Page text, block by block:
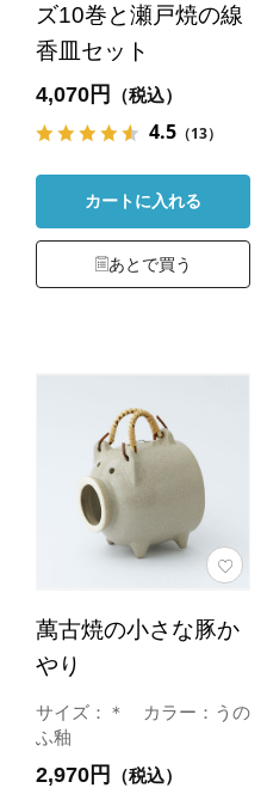
ズ10巻と瀬戸焼の線
香皿セット
4,070円 （税込）
4.5（13）
カートに入れる
あとで買う
萬古焼の小さな豚か
やり
サイズ：＊ カラー：うの
ふ釉
2,970円 （税込）